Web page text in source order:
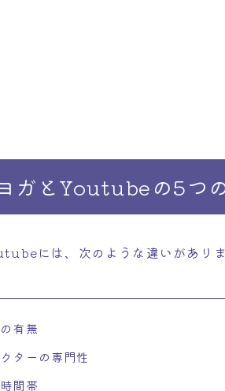
ガとYoutubeの5つ
には、次のような違いがありま
有無
ターの専門性
間帯